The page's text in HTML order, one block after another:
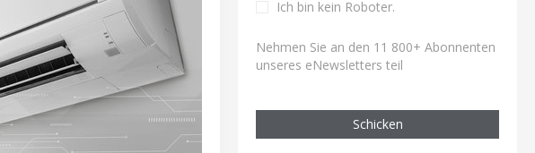
Ich bin kein Roboter.
Nehmen Sie an den 11 800+ Abonnenten
unseres eNewsletters teil
Schicken